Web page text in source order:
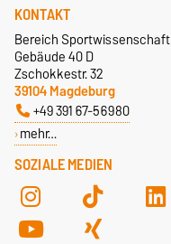
SOZIALE MEDIEN
KONTAKT
Bereich Sportwissenschaft
Gebäude 40 D
Zschokkestr. 32
39104 Magdeburg
+49 391 67-56980
mehr…